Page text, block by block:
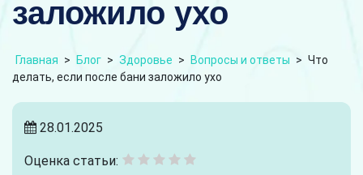
заложило ухо
Главная > Блог > Здоровье > Вопросы и ответы > Что
делать, если после бани заложило ухо
28.01.2025
Оценка статьи: